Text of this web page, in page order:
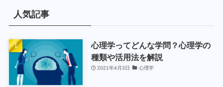
人気記事
心理学ってどんな学問？心理学の
種類や活用法を解説
2021年4月3日 心理学